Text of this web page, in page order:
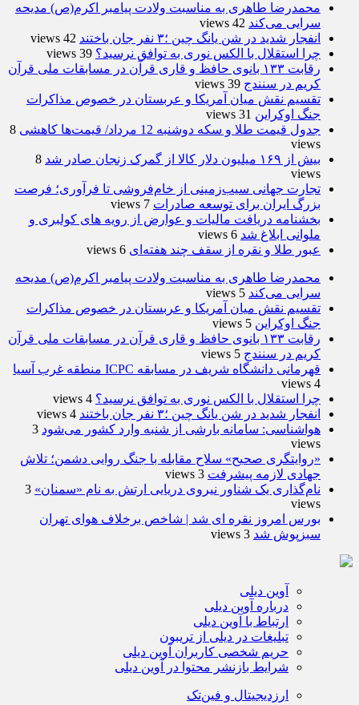
محمدرضا طاهری به مناسبت ولادت پیامبر اکرم(ص) مدیحه
سرایی می‌کند 42 views
انفجار شدید در شن یانگ چین ؛۳ نفر جان باختند
42 views
چرا استقلال با الکس نوری به توافق نرسید؟ 39 views
رقابت ۱۳۳ بانوی حافظ و قاری قرآن در مسابقات ملی قرآن
کریم در سنندج 39 views
تقسیم نقش میان آمریکا و عربستان در خصوص مذاکرات
جنگ اوکراین 31 views
جدول قیمت طلا و سکه دوشنبه 12 مرداد/ قیمت‌ها کاهشی
8
views
بیش از ۱۶۹ میلیون دلار کالا از گمرک زنجان صادر شد
8
views
تجارت جهانی سیب‌زمینی از خام‌فروشی تا فرآوری؛ فرصت
بزرگ ایران برای توسعه صادرات 7 views
بخشنامه دریافت مالیات و عوارض از رویه های کولبری و
ملوانی ابلاغ شد 6 views
عبور طلا و نقره از سقف چند هفته‌ای 6 views
محمدرضا طاهری به مناسبت ولادت پیامبر اکرم(ص) مدیحه
سرایی می‌کند 5 views
تقسیم نقش میان آمریکا و عربستان در خصوص مذاکرات
جنگ اوکراین 5 views
رقابت ۱۳۳ بانوی حافظ و قاری قرآن در مسابقات ملی قرآن
کریم در سنندج 5 views
قهرمانی دانشگاه شریف در مسابقه ICPC منطقه غرب آسیا
4 views
چرا استقلال با الکس نوری به توافق نرسید؟ 4 views
انفجار شدید در شن یانگ چین ؛۳ نفر جان باختند
4 views
هواشناسی: سامانه بارشی از شنبه وارد کشور می‌شود 3
views
«روایتگری صحیح» سلاح مقابله با جنگ روایی دشمن؛ تلاش
جهادی لازمه پیشرفت 3 views
نام‌گذاری یک شناور نیروی دریایی ارتش به نام «سمنان» 3
views
بورس امروز نقره ای شد | شاخص برخلاف هوای تهران
سبزپوش شد 3 views
آوین دیلی
درباره آوین دیلی
ارتباط با آوین دیلی
تبلیغات در دیلی از تریبون
حریم شخصی کاربران آوین دیلی
شرایط بازنشر محتوا در آوین دیلی
ارزدیجیتال و فین‌تک